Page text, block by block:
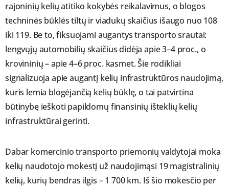
rajoninių kelių atitiko kokybės reikalavimus, o blogos
techninės būklės tiltų ir viadukų skaičius išaugo nuo 108
iki 119. Be to, fiksuojami augantys transporto srautai:
lengvųjų automobilių skaičius didėja apie 3–4 proc., o
krovininių – apie 4–6 proc. kasmet. Šie rodikliai
signalizuoja apie augantį kelių infrastruktūros naudojimą,
kuris lemia blogėjančią kelių būklę, o tai patvirtina
būtinybę ieškoti papildomų finansinių išteklių kelių
infrastruktūrai gerinti.
Dabar komercinio transporto priemonių valdytojai moka
kelių naudotojo mokestį už naudojimąsi 19 magistralinių
kelių, kurių bendras ilgis – 1 700 km. Iš šio mokesčio per